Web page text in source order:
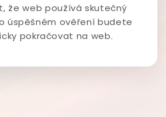
že web používá skutečný
úspěšném ověření budete
pokračovat na web.